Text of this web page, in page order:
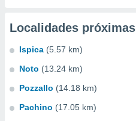
Localidades próximas
Ispica (5.57 km)
Noto (13.24 km)
Pozzallo (14.18 km)
Pachino (17.05 km)